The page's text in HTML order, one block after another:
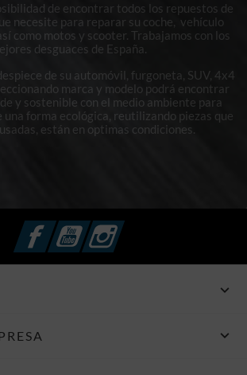
de encontrar todos los repuestos de
necesite para reparar su coche, vehículo
como motos y scooter. Trabajamos con los
desguaces de España.
de su automóvil, furgoneta, SUV, 4x4
marca y modelo podrá encontrar
y sostenible con el medio ambiente para
forma ecológica, reutilizando piezas que
están en optimas condiciones.
FacebookYouTubeInstagram

